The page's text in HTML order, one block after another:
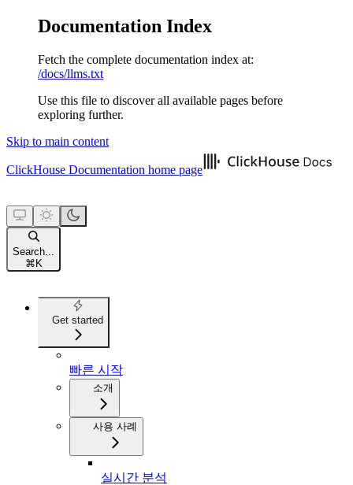
Documentation Index
Fetch the complete documentation index at:
/docs/llms.txt
Use this file to discover all available pages before
exploring further.
Skip to main content
ClickHouse Documentation home page
Search...
⌘ K
Get started
빠른 시작
소개
사용 사례
실시간 분석